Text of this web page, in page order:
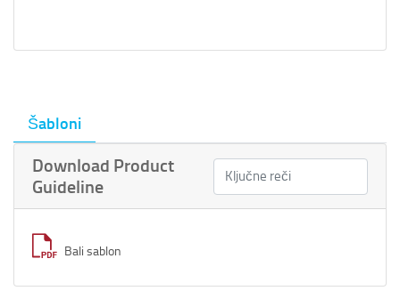
Šabloni
Download Product
Guideline
Bali sablon